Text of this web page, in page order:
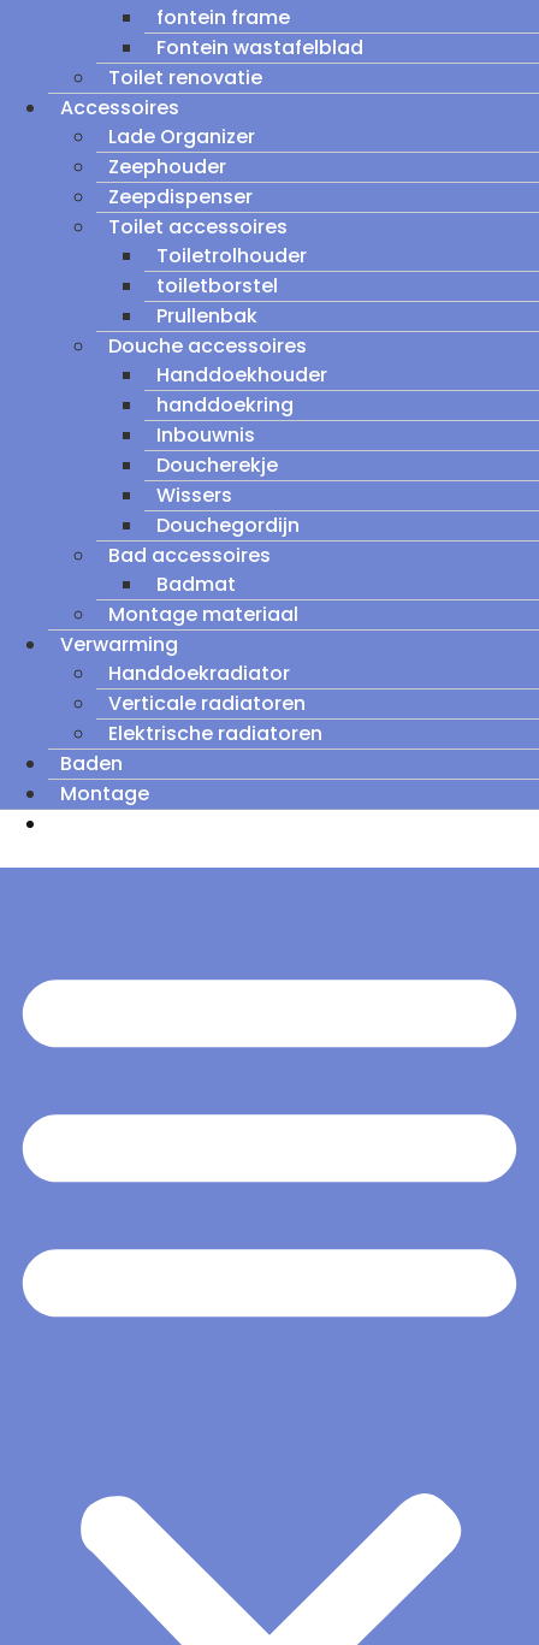
fontein frame
Fontein wastafelblad
Toilet renovatie
Accessoires
Lade Organizer
Zeephouder
Zeepdispenser
Toilet accessoires
Toiletrolhouder
toiletborstel
Prullenbak
Douche accessoires
Handdoekhouder
handdoekring
Inbouwnis
Doucherekje
Wissers
Douchegordijn
Bad accessoires
Badmat
Montage materiaal
Verwarming
Handdoekradiator
Verticale radiatoren
Elektrische radiatoren
Baden
Montage